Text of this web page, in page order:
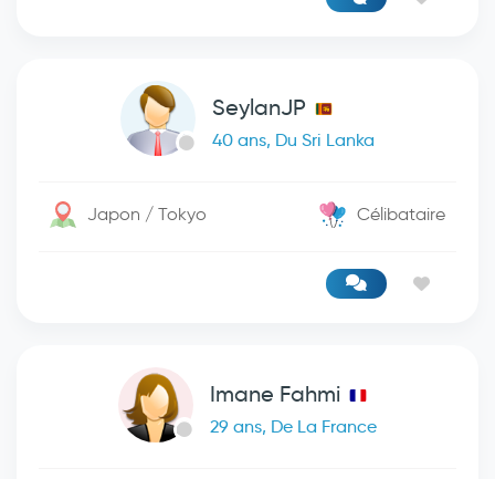
SeylanJP
40 ans, Du Sri Lanka
Japon / Tokyo Célibataire
Imane Fahmi
29 ans, De La France